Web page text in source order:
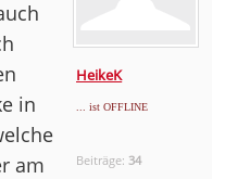
HeikeK
... ist OFFLINE
Beiträge:34
in
am